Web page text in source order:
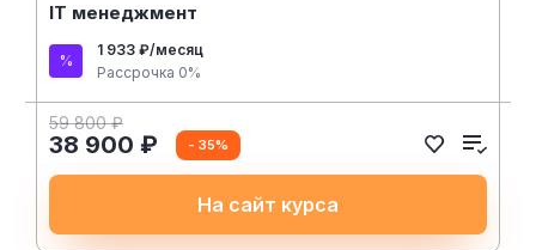
IT менеджмент
1 933 ₽/месяц
Рассрочка 0%
59 800 ₽
38 900 ₽ - 35%
На сайт курса